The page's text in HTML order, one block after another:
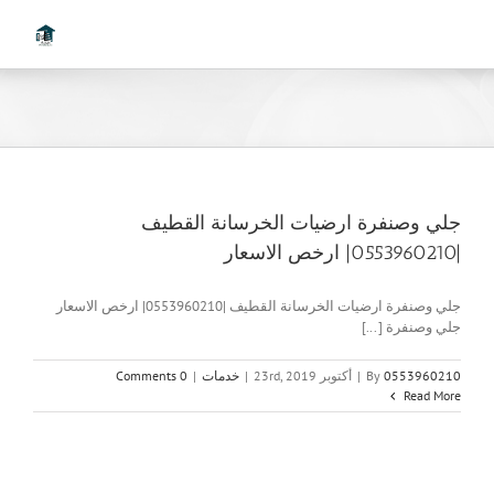
جلي وصنفرة ارضيات الخرسانة القطيف
|0553960210| ارخص الاسعار
جلي وصنفرة ارضيات الخرسانة القطيف |0553960210| ارخص الاسعار
جلي وصنفرة [...]
By 0553960210
| أكتوبر 23rd, 2019 | خدمات |
0 Comments
Read More